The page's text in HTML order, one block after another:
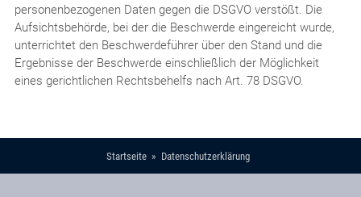
personenbezogenen Daten gegen die DSGVO verstößt. Die
Aufsichtsbehörde, bei der die Beschwerde eingereicht wurde,
unterrichtet den Beschwerdeführer über den Stand und die
Ergebnisse der Beschwerde einschließlich der Möglichkeit
eines gerichtlichen Rechtsbehelfs nach Art. 78 DSGVO.
Startseite Datenschutzerklärung